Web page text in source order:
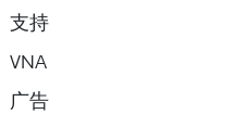
支持
VNA
广告